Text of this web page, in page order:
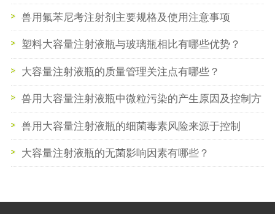
兽用氟苯尼考注射剂主要规格及使用注意事项
塑料大容量注射液瓶与玻璃瓶相比有哪些优势？
大容量注射液瓶的质量管理关注点有哪些？
兽用大容量注射液瓶中微粒污染的产生原因及控制方
式
兽用大容量注射液瓶的细菌毒素风险来源于控制
大容量注射液瓶的无菌影响因素有哪些？